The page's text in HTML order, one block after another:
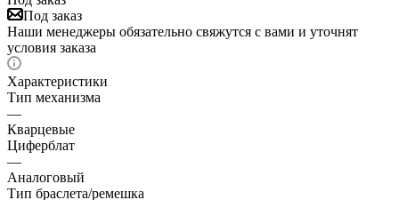
Под заказ
Наши менеджеры обязательно свяжутся с вами и уточнят
условия заказа
Характеристики
Тип механизма
—
Кварцевые
Циферблат
—
Аналоговый
Тип браслета/ремешка